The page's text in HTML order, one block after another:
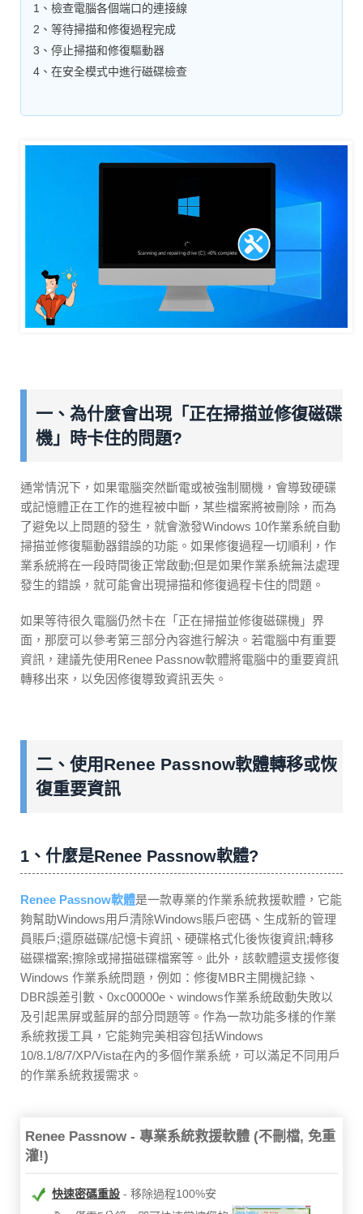
1、檢查電腦各個端口的連接線
2、等待掃描和修復過程完成
3、停止掃描和修復驅動器
4、在安全模式中進行磁碟檢查
一、為什麼會出現「正在掃描並修復磁碟
機」時卡住的問題?
通常情況下，如果電腦突然斷電或被強制關機，會導致硬碟
或記憶體正在工作的進程被中斷，某些檔案將被刪除，而為
了避免以上問題的發生，就會激發Windows 10作業系統自動
掃描並修復驅動器錯誤的功能。如果修復過程一切順利，作
業系統將在一段時間後正常啟動;但是如果作業系統無法處理
發生的錯誤，就可能會出現掃描和修復過程卡住的問題。
如果等待很久電腦仍然卡在「正在掃描並修復磁碟機」界
面，那麼可以參考第三部分內容進行解決。若電腦中有重要
資訊，建議先使用Renee Passnow軟體將電腦中的重要資訊
轉移出來，以免因修復導致資訊丟失。
二、使用Renee Passnow軟體轉移或恢
復重要資訊
1、什麼是Renee Passnow軟體?
Renee Passnow軟體是一款專業的作業系統救援軟體，它能
夠幫助Windows用戶清除Windows賬戶密碼、生成新的管理
員賬戶;還原磁碟/記憶卡資訊、硬碟格式化後恢復資訊;轉移
磁碟檔案;擦除或掃描磁碟檔案等。此外，該軟體還支援修復
Windows 作業系統問題，例如：修復MBR主開機記錄、
DBR誤差引數、0xc00000e、windows作業系統啟動失敗以
及引起黑屏或藍屏的部分問題等。作為一款功能多樣的作業
系統救援工具，它能夠完美相容包括Windows
10/8.1/8/7/XP/Vista在內的多個作業系統，可以滿足不同用戶
的作業系統救援需求。
Renee Passnow - 專業系統救援軟體 (不刪檔, 免重
灌!)
快速密碼重設
移除過程100%安